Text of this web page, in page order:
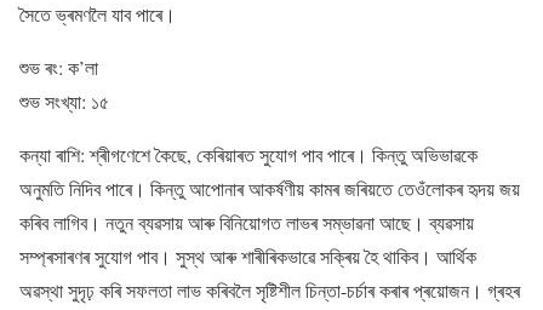
সৈতে ভ্ৰমণলৈ যাব পাৰে।
শুভ ৰং: ক’লা
শুভ সংখ্যা: ১৫
কন্যা ৰাশি: শ্ৰীগণেশে কৈছে, কেৰিয়াৰত সুযোগ পাব পাৰে। কিন্তু অভিভাৱকে
অনুমতি নিদিব পাৰে। কিন্তু আপোনাৰ আকৰ্ষণীয় কামৰ জৰিয়তে তেওঁলোকৰ হৃদয় জয়
কৰিব লাগিব। নতুন ব্যৱসায় আৰু বিনিয়োগত লাভৰ সম্ভাৱনা আছে। ব্যৱসায়
সম্প্ৰসাৰণৰ সুযোগ পাব। সুস্থ আৰু শাৰীৰিকভাৱে সক্ৰিয় হৈ থাকিব। আৰ্থিক
অৱস্থা সুদৃঢ় কৰি সফলতা লাভ কৰিবলৈ সৃষ্টিশীল চিন্তা-চৰ্চাৰ কৰাৰ প্ৰয়োজন। গ্ৰহৰ